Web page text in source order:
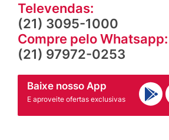
Televendas:
(21) 3095-1000
Compre pelo Whatsapp:
(21) 97972-0253
Baixe nosso App
E aproveite ofertas exclusivas